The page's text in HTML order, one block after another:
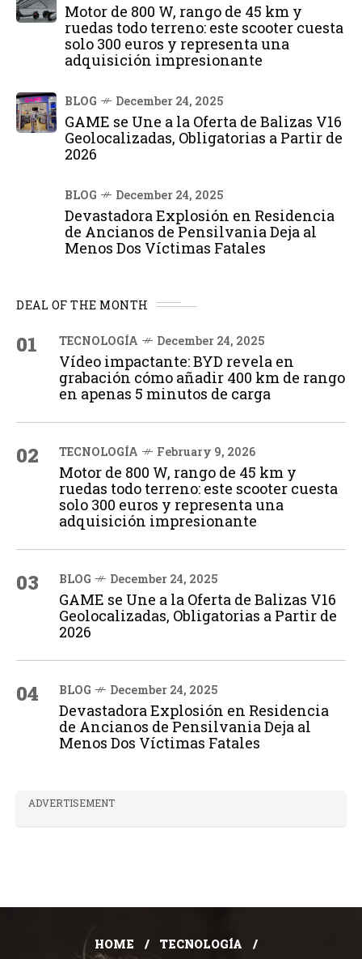
Motor de 800 W, rango de 45 km y
ruedas todo terreno: este scooter cuesta
solo 300 euros y representa una
adquisición impresionante
BLOG December 24, 2025
GAME se Une a la Oferta de Balizas V16
Geolocalizadas, Obligatorias a Partir de
2026
BLOG December 24, 2025
Devastadora Explosión en Residencia
de Ancianos de Pensilvania Deja al
Menos Dos Víctimas Fatales
DEAL OF THE MONTH
01 TECNOLOGÍA December 24, 2025
Vídeo impactante: BYD revela en
grabación cómo añadir 400 km de rango
en apenas 5 minutos de carga
02 TECNOLOGÍA February 9, 2026
Motor de 800 W, rango de 45 km y
ruedas todo terreno: este scooter cuesta
solo 300 euros y representa una
adquisición impresionante
03 BLOG December 24, 2025
GAME se Une a la Oferta de Balizas V16
Geolocalizadas, Obligatorias a Partir de
2026
04 BLOG December 24, 2025
Devastadora Explosión en Residencia
de Ancianos de Pensilvania Deja al
Menos Dos Víctimas Fatales
ADVERTISEMENT
HOME TECNOLOGÍA